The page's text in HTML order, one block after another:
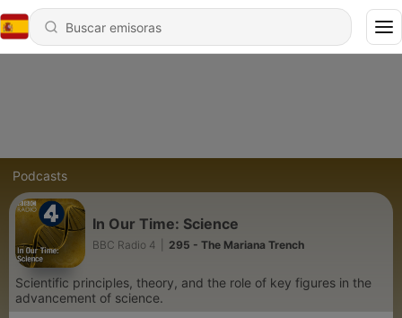
Podcasts
In Our Time: Science
BBC Radio 4 295 - The Mariana Trench
Scientific principles, theory, and the role of key figures in the
advancement of science.